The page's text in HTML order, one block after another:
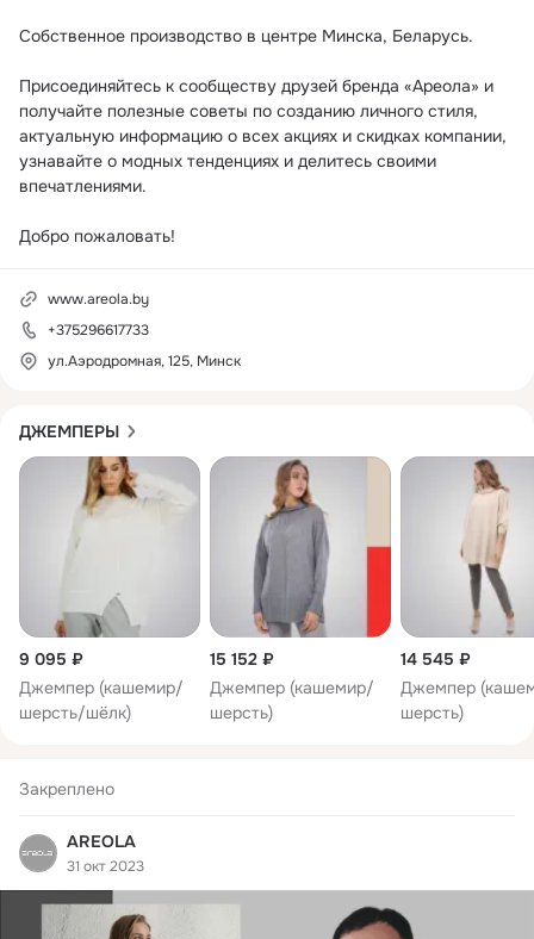
ДЖЕМПЕРЫ
9 095 ₽
Джемпер (кашемир/
шерсть/шёлк)
15 152 ₽
Джемпер (кашемир/
шерсть)
14 545 ₽
Джемпер
шерсть)
Закреплено
AREOLA
31 окт 2023
Собственное производство в центре Минска, Беларусь.
Присоединяйтесь к сообществу друзей бренда «Ареола» и
получайте полезные советы по созданию личного стиля,
актуальную информацию о всех акциях и скидках компании,
узнавайте о модных тенденциях и делитесь своими
впечатлениями.
Добро пожаловать!
www.areola.by
+375296617733
ул.Аэродромная, 125, Минск